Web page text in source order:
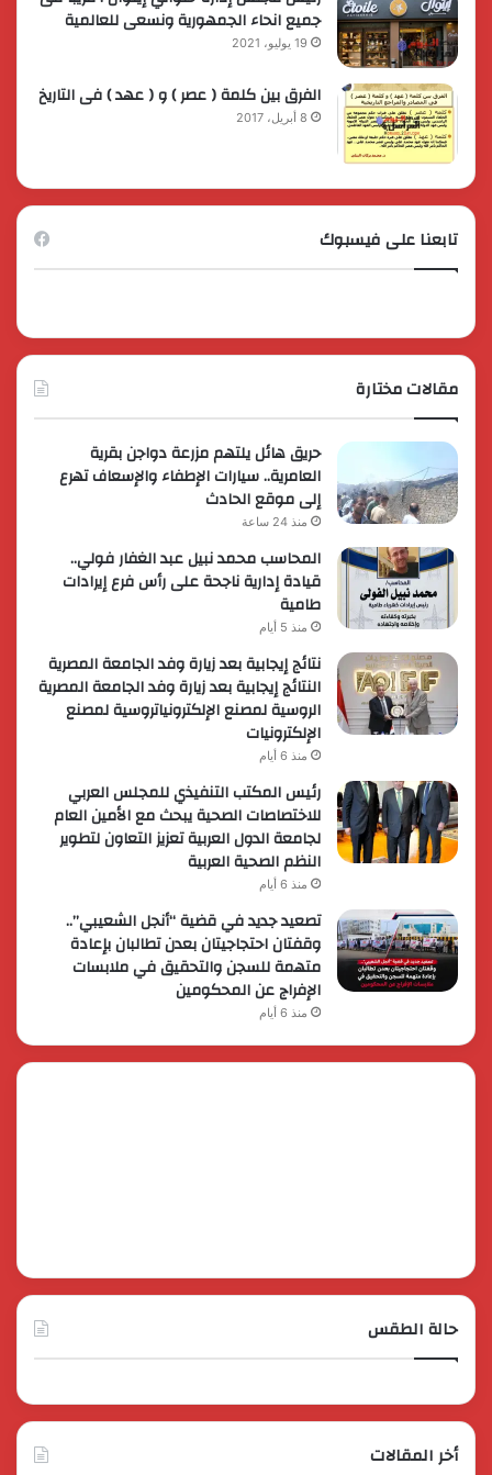
جميع انحاء الجمهورية ونسعى للعالمية
19 يوليو، 2021
الفرق بين كلمة ( عصر ) و ( عهد ) فى التاريخ
8 أبريل، 2017
تابعنا على فيسبوك
مقالات مختارة
حريق هائل يلتهم مزرعة دواجن بقرية
العامرية.. سيارات الإطفاء والإسعاف تهرع
إلى موقع الحادث
منذ 24 ساعة
المحاسب محمد نبيل عبد الغفار فولي..
قيادة إدارية ناجحة على رأس فرع إيرادات
طامية
منذ 5 أيام
نتائج إيجابية بعد زيارة وفد الجامعة المصرية
النتائج إيجابية بعد زيارة وفد الجامعة المصرية
الروسية لمصنع الإلكترونياتروسية لمصنع
الإلكترونيات
منذ 6 أيام
رئيس المكتب التنفيذي للمجلس العربي
للاختصاصات الصحية يبحث مع الأمين العام
لجامعة الدول العربية تعزيز التعاون لتطوير
النظم الصحية العربية
منذ 6 أيام
تصعيد جديد في قضية “أنجل الشعيبي”..
وقفتان احتجاجيتان بعدن تطالبان بإعادة
متهمة للسجن والتحقيق في ملابسات
الإفراج عن المحكومين
منذ 6 أيام
حالة الطقس
أخر المقالات